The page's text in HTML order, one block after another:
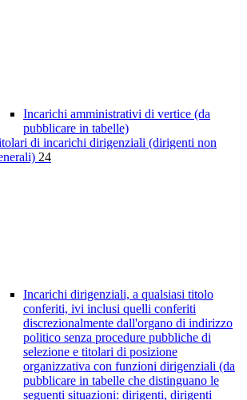
Incarichi amministrativi di vertice (da
pubblicare in tabelle)
di incarichi dirigenziali (dirigenti non
24
Incarichi dirigenziali, a qualsiasi titolo
conferiti, ivi inclusi quelli conferiti
discrezionalmente dall'organo di indirizzo
politico senza procedure pubbliche di
selezione e titolari di posizione
organizzativa con funzioni dirigenziali (da
pubblicare in tabelle che distinguano le
seguenti situazioni: dirigenti, dirigenti